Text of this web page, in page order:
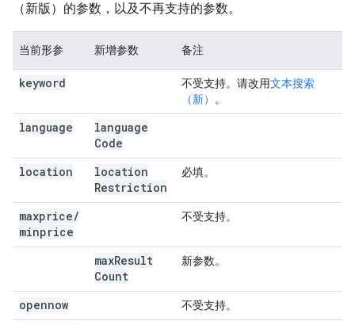
（新版）的参数，以及不再支持的参数。
当前形参 新增参数 备注
keyword 不受支持。请改用文本搜索
（新）
。
language
language
Code
location
location
Restriction
必填。
maxprice/
minprice
不受支持。
maxResult
Count
新参数。
opennow 不受支持。